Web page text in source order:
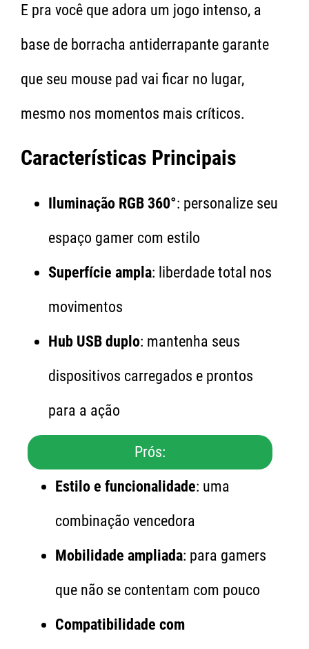
E pra você que adora um jogo intenso, a
base de borracha antiderrapante garante
que seu mouse pad vai ficar no lugar,
mesmo nos momentos mais críticos.
Características Principais
Iluminação RGB 360°: personalize seu
espaço gamer com estilo
Superfície ampla: liberdade total nos
movimentos
Hub USB duplo: mantenha seus
dispositivos carregados e prontos
para a ação
Prós:
Estilo e funcionalidade: uma
combinação vencedora
Mobilidade ampliada: para gamers
que não se contentam com pouco
Compatibilidade com